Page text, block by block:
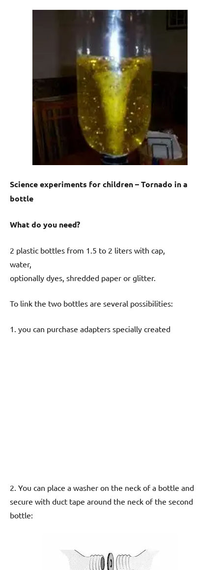
Science experiments for children – Tornado in a
bottle
What do you need?
2 plastic bottles from 1.5 to 2 liters with cap,
water,
optionally dyes, shredded paper or glitter.
To link the two bottles are several possibilities:
1. you can purchase adapters specially created
2. You can place a washer on the neck of a bottle and
secure with duct tape around the neck of the second
bottle: